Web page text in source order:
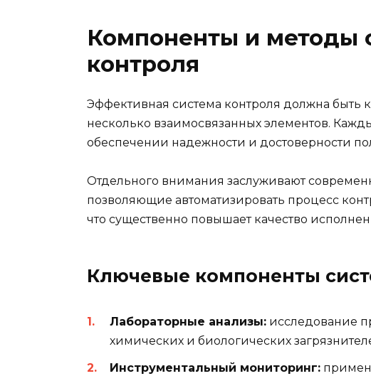
Компоненты и методы
контроля
Эффективная система контроля должна быть
несколько взаимосвязанных элементов.
обеспечении надежности и достоверности
Отдельного внимания заслуживают
позволяющие автоматизировать процесс
что существенно повышает качество
Ключевые компоненты
Лабораторные анализы: исследование
химических и биологических
Инструментальный мониторинг: